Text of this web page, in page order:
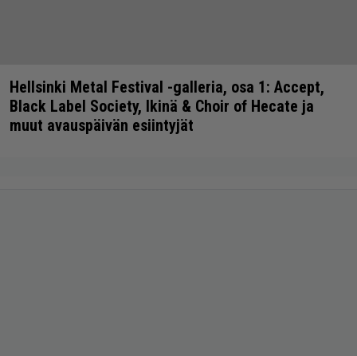
Hellsinki Metal Festival -galleria, osa 1: Accept,
Black Label Society, Ikinä & Choir of Hecate ja
muut avauspäivän esiintyjät